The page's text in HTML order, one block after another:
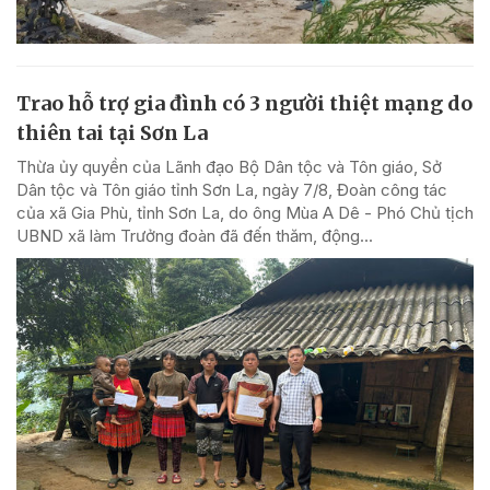
Trao hỗ trợ gia đình có 3 người thiệt mạng do
thiên tai tại Sơn La
Thừa ủy quyền của Lãnh đạo Bộ Dân tộc và Tôn giáo, Sở
Dân tộc và Tôn giáo tỉnh Sơn La, ngày 7/8, Đoàn công tác
của xã Gia Phù, tỉnh Sơn La, do ông Mùa A Dê - Phó Chủ tịch
UBND xã làm Trưởng đoàn đã đến thăm, động...